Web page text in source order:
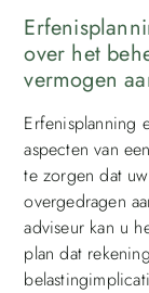
over het
vermogen
Erfenisplanning
aspecten van
te zorgen dat
overgedragen
adviseur kan u
plan dat